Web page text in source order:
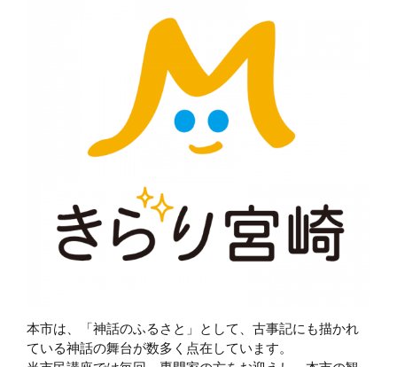
本市は、「神話のふるさと」として、古事記にも描かれ
ている神話の舞台が数多く点在しています。